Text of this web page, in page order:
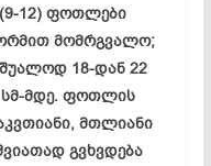
12) ფოთლები
მომრგვალო;
18-დან 22
სმ-მდე. ფოთლის
მთლიანი
გვხვდება